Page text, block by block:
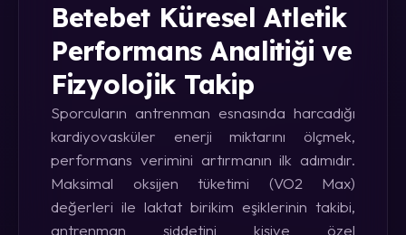
Betebet Küresel Atletik
Performans Analitiği ve
Fizyolojik Takip
Sporcuların antrenman esnasında harcadığı
kardiyovasküler enerji miktarını ölçmek,
performans verimini artırmanın ilk adımıdır.
Maksimal oksijen tüketimi (VO2 Max)
değerleri ile laktat birikim eşiklerinin takibi,
antrenman şiddetini kişiye özel